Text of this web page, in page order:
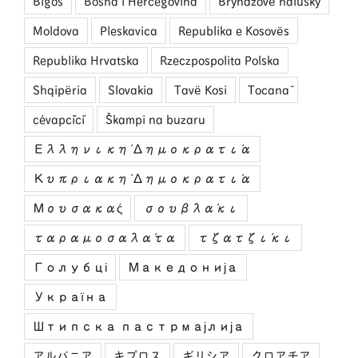
Moldova
Pleskavica
Republika e Kosovës
Republika Hrvatska
Rzeczpospolita Polska
Shqipëria
Slovakia Tavë Kosi
Tocană
ćevapčići
Škampi na buzaru
Ελληνική Δημοκρατία
Κυπριακή Δημοκρατία
Μουσακάς
σουβλάκι
ταραμοσαλάτα
τζατζίκι
Голубці
Македонија
Україна
Штипска пастрмајлија